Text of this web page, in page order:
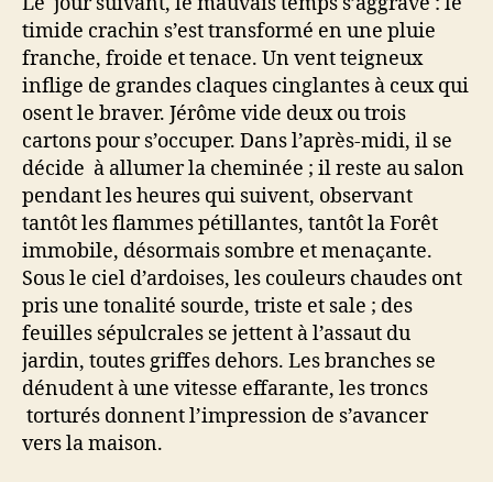
timide crachin s’est transformé en une pluie
franche, froide et tenace. Un vent teigneux
inflige de grandes claques cinglantes à ceux qui
osent le braver. Jérôme vide deux ou trois
cartons pour s’occuper. Dans l’après-midi, il se
décide à allumer la cheminée ; il reste au salon
pendant les heures qui suivent, observant
tantôt les flammes pétillantes, tantôt la Forêt
immobile, désormais sombre et menaçante.
Sous le ciel d’ardoises, les couleurs chaudes ont
pris une tonalité sourde, triste et sale ; des
feuilles sépulcrales se jettent à l’assaut du
jardin, toutes griffes dehors. Les branches se
dénudent à une vitesse effarante, les troncs
torturés donnent l’impression de s’avancer
vers la maison.